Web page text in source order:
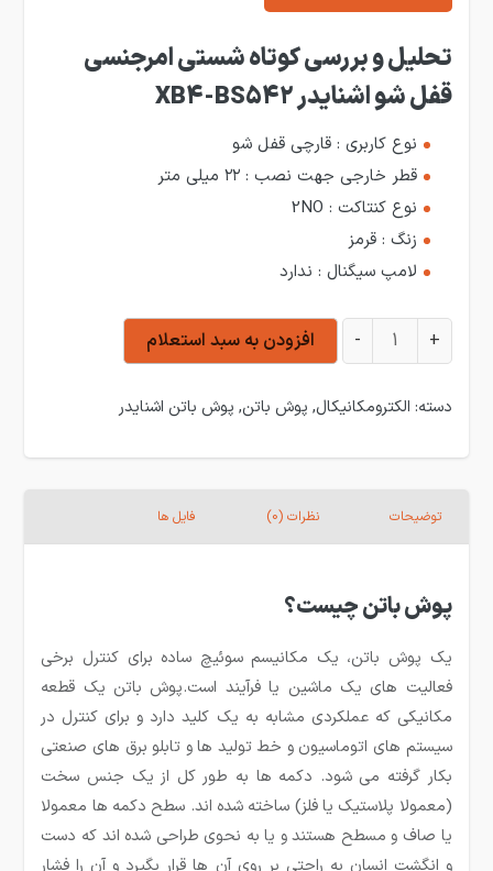
تحلیل و بررسی کوتاه شستی امرجنسی
قفل شو اشنایدر XB4-BS542
نوع کاربری : قارچی قفل شو
قطر خارجی جهت نصب : ۲۲ میلی متر
نوع کنتاکت : 2NO
زنگ : قرمز
لامپ سیگنال : ندارد
شستی امرجنسی قفل شو اشنایدر XB4-BS542 عدد
+
- افزودن به سبد استعلام
دسته: الکترومکانیکال, پوش باتن, پوش باتن اشنایدر
توضیحات نظرات (0) فایل ها
پوش باتن چیست؟
یک پوش باتن، یک مکانیسم سوئیچ ساده برای کنترل برخی
فعالیت های یک ماشین یا فرآیند است.پوش باتن یک قطعه
مکانیکی که عملکردی مشابه به یک کلید دارد و برای کنترل در
سیستم های اتوماسیون و خط تولید ها و تابلو برق های صنعتی
بکار گرفته می شود. دکمه ها به طور کل از یک جنس سخت
(معمولا پلاستیک یا فلز) ساخته شده اند. سطح دکمه ها معمولا
یا صاف و مسطح هستند و یا به نحوی طراحی شده اند که دست
و انگشت انسان به راحتی بر روی آن ها قرار بگیرد و آن را فشار